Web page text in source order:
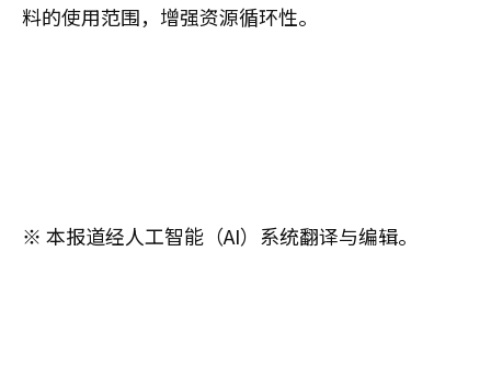
料的使用范围，增强资源循环性。
※ 本报道经人工智能（AI）系统翻译与编辑。